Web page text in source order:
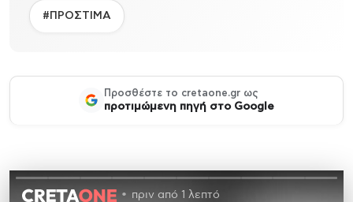
#ΠΡΟΣΤΙΜΑ
Προσθέστε το cretaone.gr ως
προτιμώμενη πηγή στο Google
πριν από 1 λεπτό